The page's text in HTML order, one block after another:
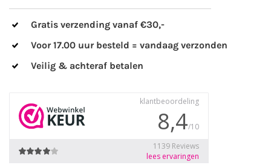
Gratis verzending vanaf €30,-
Voor 17.00 uur besteld = vandaag verzonden
Veilig & achteraf betalen